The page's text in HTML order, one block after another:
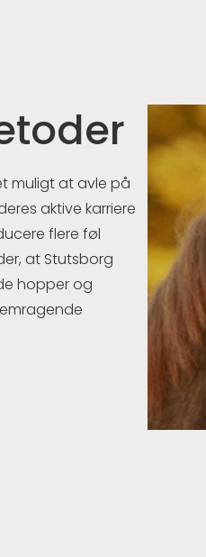
muligt at avle på
aktive karriere
flere føl
at Stutsborg
hopper og